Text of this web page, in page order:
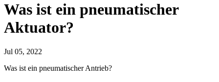
Was ist ein pneumatischer
Aktuator?
Jul 05, 2022
Was ist ein pneumatischer Antrieb?